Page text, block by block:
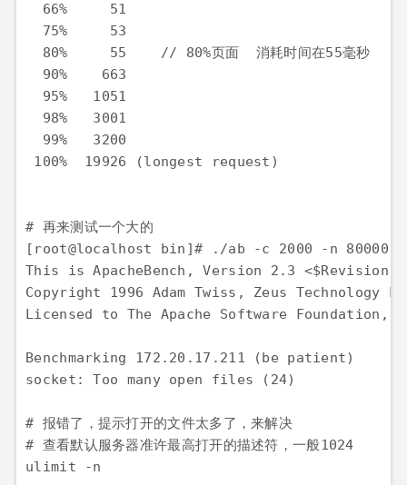
  66%     51
  75%     53
  80%     55    // 80%页面  消耗时间在55毫秒
  90%    663
  95%   1051
  98%   3001
  99%   3200
100%  19926 (longest request)
# 再来测试一个大的
[root@localhost bin]# ./ab -c 2000 -n
This is ApacheBench, Version 2.3 <$Revision:
Copyright 1996 Adam Twiss, Zeus Technology
Licensed to The Apache Software Foundation,
Benchmarking 172.20.17.211 (be patient)
socket: Too many open files (24)
# 报错了，提示打开的文件太多了，来解决
# 查看默认服务器准许最高打开的描述符，一般1024
ulimit -n